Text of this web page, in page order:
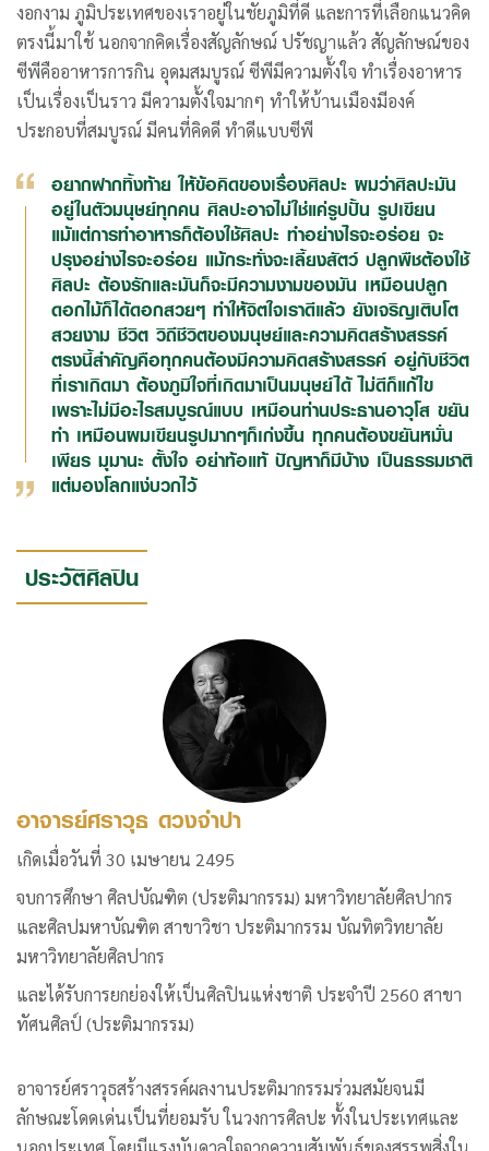
งอกงาม ภูมิประเทศของเราอยู่ในชัยภูมิที่ดี และการที่เลือกแนวคิด
ตรงนี้มาใช้ นอกจากคิดเรื่องสัญลักษณ์ ปรัชญาแล้ว สัญลักษณ์ของ
ซีพีคืออาหารการกิน อุดมสมบูรณ์ ซีพีมีความตั้งใจ ทำเรื่องอาหาร
เป็นเรื่องเป็นราว มีความตั้งใจมากๆ ทำให้บ้านเมืองมีองค์
ประกอบที่สมบูรณ์ มีคนที่คิดดี ทำดีแบบซีพี
อยากฝากทิ้งท้าย ให้ข้อคิดของเรื่องศิลปะ ผมว่าศิลปะมัน
อยู่ในตัวมนุษย์ทุกคน ศิลปะอาจไม่ใช่แค่รูปปั้น รูปเขียน
แม้แต่การทำอาหารก็ต้องใช้ศิลปะ ทำอย่างไรจะอร่อย จะ
ปรุงอย่างไรจะอร่อย แม้กระทั่งจะเลี้ยงสัตว์ ปลูกพืชต้องใช้
ศิลปะ ต้องรักและมันก็จะมีความงามของมัน เหมือนปลูก
ดอกไม้ก็ได้ดอกสวยๆ ทำให้จิตใจเราดีแล้ว ยังเจริญเติบโต
สวยงาม ชีวิต วิถีชีวิตของมนุษย์และความคิดสร้างสรรค์
ตรงนี้สำคัญคือทุกคนต้องมีความคิดสร้างสรรค์ อยู่กับชีวิต
ที่เราเกิดมา ต้องภูมิใจที่เกิดมาเป็นมนุษย์ได้ ไม่ดีก็แก้ไข
เพราะไม่มีอะไรสมบูรณ์แบบ เหมือนท่านประธานอาวุโส ขยัน
ทำ เหมือนผมเขียนรูปมากๆก็เก่งขึ้น ทุกคนต้องขยันหมั่น
เพียร มุมานะ ตั้งใจ อย่าท้อแท้ ปัญหาก็มีบ้าง เป็นธรรมชาติ
แต่มองโลกแง่บวกไว้
ประวัติศิลปิน
อาจารย์ศราวุธ ดวงจำปา
เกิดเมื่อวันที่ 30 เมษายน 2495
จบการศึกษา ศิลปบัณฑิต (ประติมากรรม) มหาวิทยาลัยศิลปากร
และศิลปมหาบัณฑิต สาขาวิชา ประติมากรรม บัณทิตวิทยาลัย
มหาวิทยาลัยศิลปากร
และได้รับการยกย่องให้เป็นศิลปินแห่งชาติ ประจำปี 2560 สาขา
ทัศนศิลป์ (ประติมากรรม)
อาจารย์ศราวุธสร้างสรรค์ผลงานประติมากรรมร่วมสมัยจนมี
ลักษณะโดดเด่นเป็นที่ยอมรับ ในวงการศิลปะ ทั้งในประเทศและ